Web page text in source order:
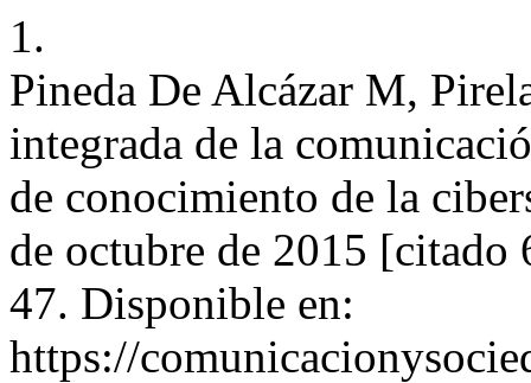
1.
Pineda De Alcázar M,
integrada de la
de conocimiento de la
de octubre de 2015
47. Disponible en:
https://